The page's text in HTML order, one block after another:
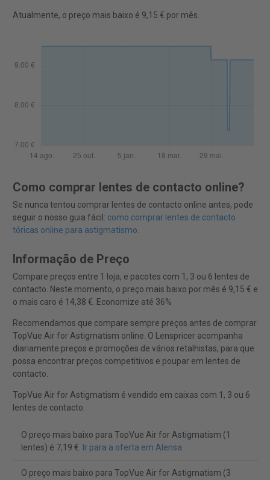
Atualmente, o preço mais baixo é 9,15 € por mês.
Como comprar lentes de contacto online?
Se nunca tentou comprar lentes de contacto online antes, pode
seguir o nosso guia fácil: como comprar lentes de contacto
tóricas online para astigmatismo.
Informação de Preço
Compare preços entre 1 loja, e pacotes com 1, 3 ou 6 lentes de
contacto. Neste momento, o preço mais baixo por mês é 9,15 € e
o mais caro é 14,38 €. Economize até 36%
Recomendamos que compare sempre preços antes de comprar
TopVue Air for Astigmatism online. O Lenspricer acompanha
diariamente preços e promoções de vários retalhistas, para que
possa encontrar preços competitivos e poupar em lentes de
contacto.
TopVue Air for Astigmatism é vendido em caixas com 1, 3 ou 6
lentes de contacto.
O preço mais baixo para TopVue Air for Astigmatism (1
lentes) é 7,19 €. Ir para a oferta em Alensa.
O preço mais baixo para TopVue Air for Astigmatism (3